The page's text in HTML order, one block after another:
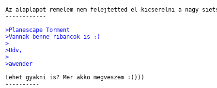
Az alaplapot remelem nem felejtetted el kicserelni a nagy
------------
>Planescape Torment
>Vannak benne ribancok is :)
>
>Udv,
>
>awender
Lehet gyakni is? Mer akko megveszem :))))
----------